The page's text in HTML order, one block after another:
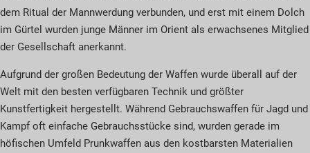
dem Ritual der Mannwerdung verbunden, und erst mit einem Dolch
im Gürtel wurden junge Männer im Orient als erwachsenes Mitglied
der Gesellschaft anerkannt.
Aufgrund der großen Bedeutung der Waffen wurde überall auf der
Welt mit den besten verfügbaren Technik und größter
Kunstfertigkeit hergestellt. Während Gebrauchswaffen für Jagd und
Kampf oft einfache Gebrauchsstücke sind, wurden gerade im
höfischen Umfeld Prunkwaffen aus den kostbarsten Materialien